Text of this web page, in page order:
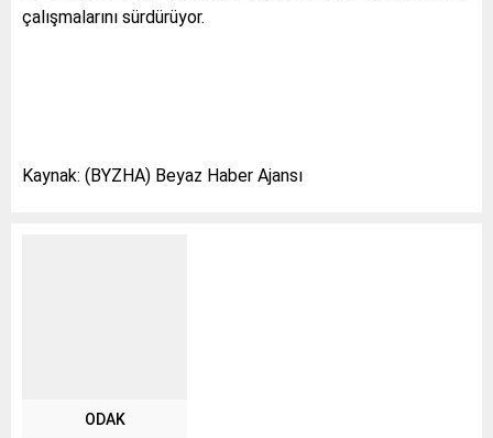
çalışmalarını sürdürüyor.
Kaynak: (BYZHA) Beyaz Haber Ajansı
ODAK